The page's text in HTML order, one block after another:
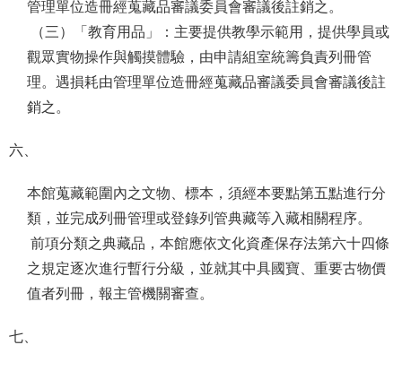
管理單位造冊經蒐藏品審議委員會審議後註銷之。
（三）「教育用品」：主要提供教學示範用，提供學員或
觀眾實物操作與觸摸體驗，由申請組室統籌負責列冊管
理。遇損耗由管理單位造冊經蒐藏品審議委員會審議後註
銷之。
六、
本館蒐藏範圍內之文物、標本，須經本要點第五點進行分
類，並完成列冊管理或登錄列管典藏等入藏相關程序。
前項分類之典藏品，本館應依文化資產保存法第六十四條
之規定逐次進行暫行分級，並就其中具國寶、重要古物價
值者列冊，報主管機關審查。
七、